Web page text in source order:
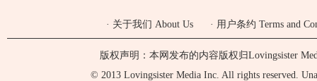
· 关于我们 About Us · 用户条约 Terms and
版权声明：本网发布的内容版权归Lovingsister
© 2013 Lovingsister Media Inc. All rights reserved.